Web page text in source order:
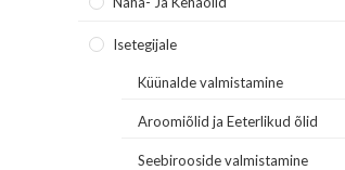
Isetegijale
Küünalde valmistamine
Aroomiõlid ja Eeterlikud õlid
Seebirooside valmistamine